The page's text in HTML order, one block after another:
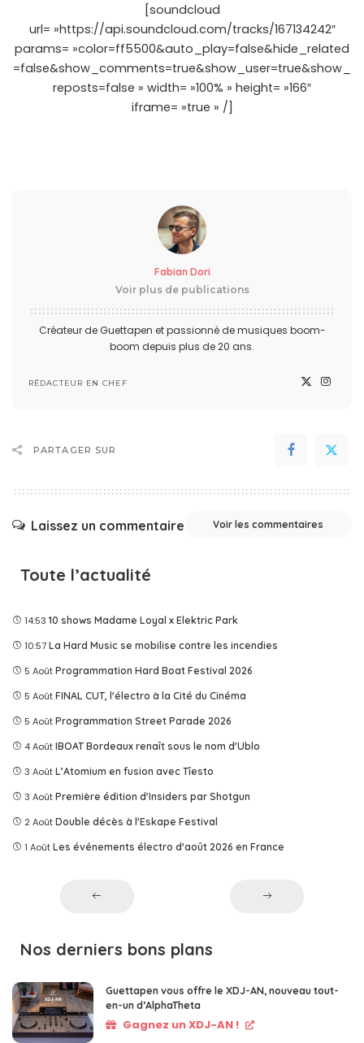
[soundcloud
url= »https://api.soundcloud.com/tracks/167134242″
params= »color=ff5500&auto_play=false&hide_related
=false&show_comments=true&show_user=true&show_
reposts=false » width= »100% » height= »166″
iframe= »true » /]
Fabian Dori
Voir plus de publications
Créateur de Guettapen et passionné de musiques boom-
boom depuis plus de 20 ans.
RÉDACTEUR EN CHEF
PARTAGER SUR
Laissez un commentaire Voir les commentaires
Toute l’actualité
14:53 10 shows Madame Loyal x Elektric Park
10:57 La Hard Music se mobilise contre les incendies
5 Août Programmation Hard Boat Festival 2026
5 Août FINAL CUT, l'électro à la Cité du Cinéma
5 Août Programmation Street Parade 2026
4 Août IBOAT Bordeaux renaît sous le nom d'Ublo
3 Août L’Atomium en fusion avec Tîesto
3 Août Première édition d'Insiders par Shotgun
2 Août Double décès à l'Eskape Festival
1 Août Les événements électro d'août 2026 en France
Nos derniers bons plans
Guettapen vous offre le XDJ-AN, nouveau tout-
en-un d’AlphaTheta
Gagnez un XDJ-AN !